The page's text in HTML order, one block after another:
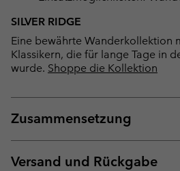
SILVER RIDGE
Eine bewährte Wanderkollektion
Klassikern, die für lange Tage in
wurde. Shoppe die Kollektion
Zusammensetzung
Versand und Rückgabe